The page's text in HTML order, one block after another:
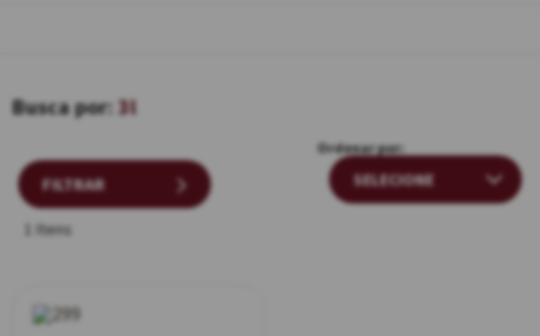
3l
1 Itens
FILTRAR
Ordenar por: